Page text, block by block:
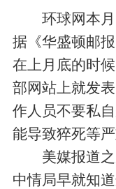
环球网本
据《华盛顿邮
在上月底的时
部网站上就发
作人员不要私
能导致猝死等严
美媒报道
中情局早就知